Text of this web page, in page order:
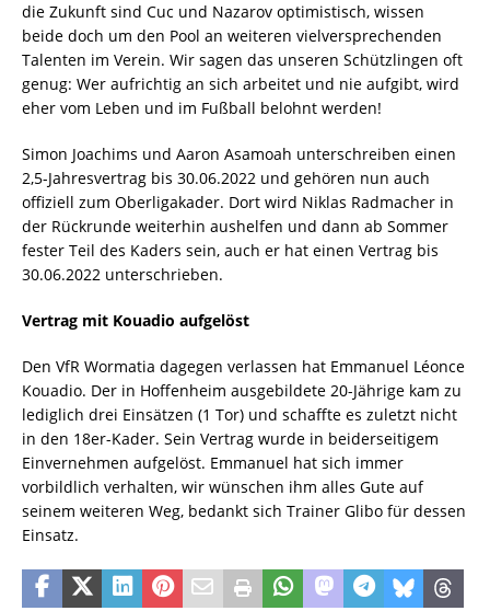
die Zukunft sind Cuc und Nazarov optimistisch, wissen
beide doch um den Pool an weiteren vielversprechenden
Talenten im Verein. Wir sagen das unseren Schützlingen oft
genug: Wer aufrichtig an sich arbeitet und nie aufgibt, wird
eher vom Leben und im Fußball belohnt werden!
Simon Joachims und Aaron Asamoah unterschreiben einen
2,5-Jahresvertrag bis 30.06.2022 und gehören nun auch
offiziell zum Oberligakader. Dort wird Niklas Radmacher in
der Rückrunde weiterhin aushelfen und dann ab Sommer
fester Teil des Kaders sein, auch er hat einen Vertrag bis
30.06.2022 unterschrieben.
Vertrag mit Kouadio aufgelöst
Den VfR Wormatia dagegen verlassen hat Emmanuel Léonce
Kouadio. Der in Hoffenheim ausgebildete 20-Jährige kam zu
lediglich drei Einsätzen (1 Tor) und schaffte es zuletzt nicht
in den 18er-Kader. Sein Vertrag wurde in beiderseitigem
Einvernehmen aufgelöst. Emmanuel hat sich immer
vorbildlich verhalten, wir wünschen ihm alles Gute auf
seinem weiteren Weg, bedankt sich Trainer Glibo für dessen
Einsatz.